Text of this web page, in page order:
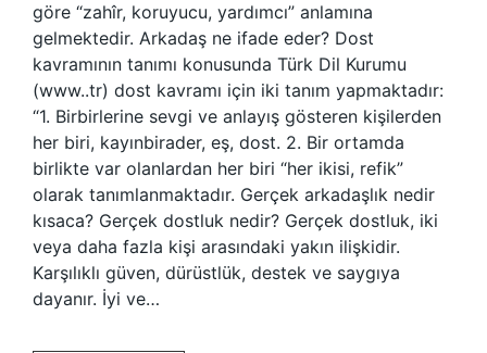
göre “zahîr, koruyucu, yardımcı” anlamına
gelmektedir. Arkadaş ne ifade eder? Dost
kavramının tanımı konusunda Türk Dil Kurumu
(www..tr) dost kavramı için iki tanım yapmaktadır:
“1. Birbirlerine sevgi ve anlayış gösteren kişilerden
her biri, kayınbirader, eş, dost. 2. Bir ortamda
birlikte var olanlardan her biri “her ikisi, refik”
olarak tanımlanmaktadır. Gerçek arkadaşlık nedir
kısaca? Gerçek dostluk nedir? Gerçek dostluk, iki
veya daha fazla kişi arasındaki yakın ilişkidir.
Karşılıklı güven, dürüstlük, destek ve saygıya
dayanır. İyi ve…